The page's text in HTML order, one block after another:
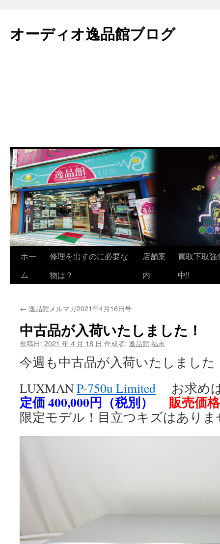
テ
ン
オーディオ逸品館ブログ
ホー
ム
修理を出すのに必要な
物は？
店舗案
内
買取下取強
中!!
← 逸品館メルマガ2021年4月16日号
中古品が入荷いたしました！
投稿日: 2021 年 4 月 18 日 作成者: 逸品館 福永
今週も中古品が入荷いたしました
LUXMANP-750u Limited お求め
定価 400,000円（税別） 販売価
限定モデル！目立つキズはありま